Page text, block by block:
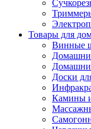
Товары для
Винные
Доски
Камины